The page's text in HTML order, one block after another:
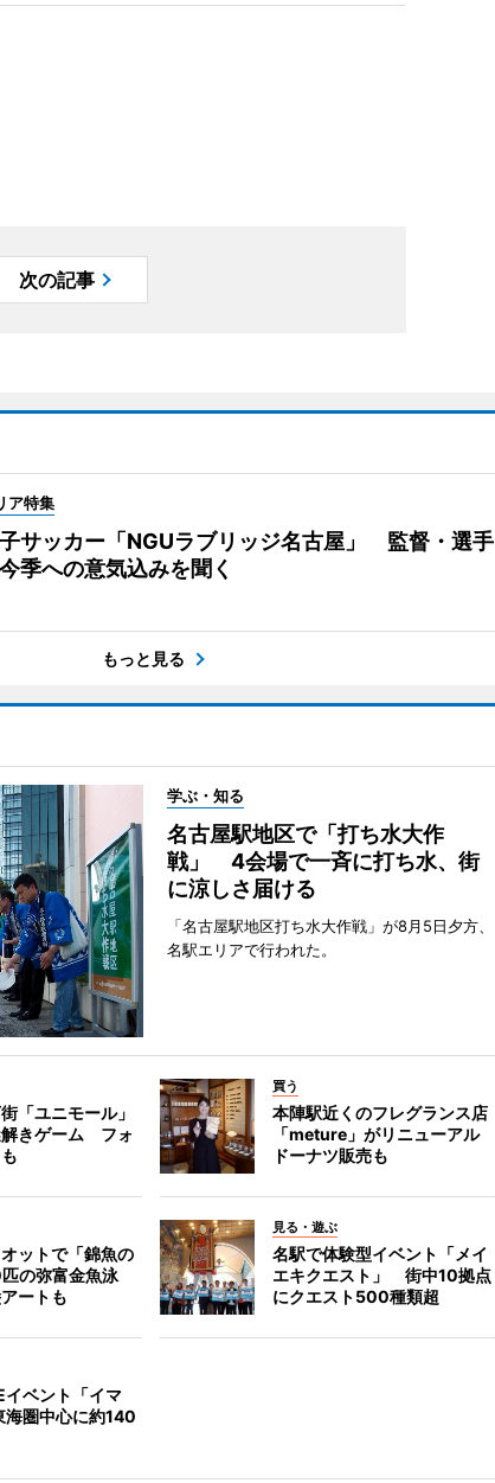
次の記事
ア特集
サッカー「NGUラブリッジ名古屋」 監督・選手
季への意気込みを聞く
もっと見る
学ぶ・知る
名古屋駅地区で「打ち水大作
戦」 4会場で一斉に打ち水、街
に涼しさ届ける
「名古屋駅地区打ち水大作戦」が8月5日夕方、
名駅エリアで行われた。
「ユニモール」
解きゲーム フォ
買う
本陣駅近くのフレグランス店
「meture」がリニューアル
ドーナツ販売も
ットで「錦魚の
の弥富金魚泳
ートも
見る・遊ぶ
名駅で体験型イベント「メイ
エキクエスト」 街中10拠点
にクエスト500種類超
イベント「イマ
圏中心に約140